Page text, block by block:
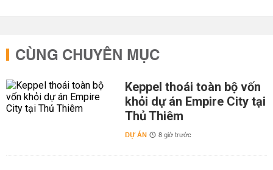
CÙNG CHUYÊN MỤC
Keppel thoái toàn bộ vốn
khỏi dự án Empire City tại
Thủ Thiêm
DỰ ÁN 8 giờ trước